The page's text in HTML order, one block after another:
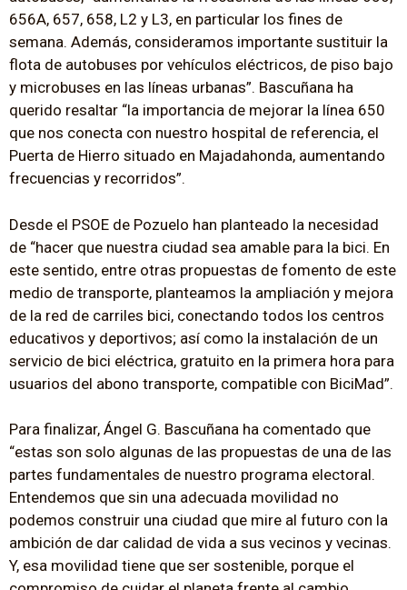
656A, 657, 658, L2 y L3, en particular los fines de
semana. Además, consideramos importante sustituir la
flota de autobuses por vehículos eléctricos, de piso bajo
y microbuses en las líneas urbanas”. Bascuñana ha
querido resaltar “la importancia de mejorar la línea 650
que nos conecta con nuestro hospital de referencia, el
Puerta de Hierro situado en Majadahonda, aumentando
frecuencias y recorridos”.
Desde el PSOE de Pozuelo han planteado la necesidad
de “hacer que nuestra ciudad sea amable para la bici. En
este sentido, entre otras propuestas de fomento de este
medio de transporte, planteamos la ampliación y mejora
de la red de carriles bici, conectando todos los centros
educativos y deportivos; así como la instalación de un
servicio de bici eléctrica, gratuito en la primera hora para
usuarios del abono transporte, compatible con BiciMad”.
Para finalizar, Ángel G. Bascuñana ha comentado que
“estas son solo algunas de las propuestas de una de las
partes fundamentales de nuestro programa electoral.
Entendemos que sin una adecuada movilidad no
podemos construir una ciudad que mire al futuro con la
ambición de dar calidad de vida a sus vecinos y vecinas.
Y, esa movilidad tiene que ser sostenible, porque el